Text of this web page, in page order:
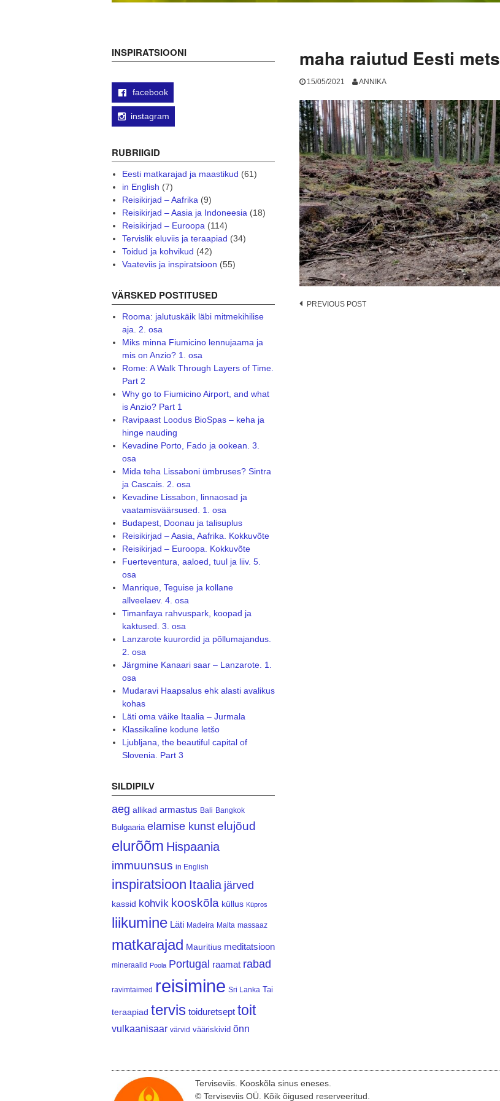
maha raiutud Eesti mets
15/05/2021 ANNIKA
Post
PREVIOUS POST
INSPIRATSIOONI
facebook
instagram
RUBRIIGID
Eesti matkarajad ja maastikud (61)
in English (7)
Reisikirjad – Aafrika(9)
Reisikirjad – Aasia ja Indoneesia(18)
Reisikirjad – Euroopa(114)
Tervislik eluviis ja teraapiad (34)
Toidud ja kohvikud (42)
Vaateviis ja inspiratsioon (55)
VÄRSKED POSTITUSED
Rooma: jalutuskäik läbi mitmekihilise
aja. 2. osa
Miks minna Fiumicino lennujaama ja
mis on Anzio? 1. osa
Rome: A Walk Through Layers of Time.
Part 2
Why go to Fiumicino Airport, and what
is Anzio? Part 1
Ravipaast Loodus BioSpas – keha ja
hinge nauding
Kevadine Porto, Fado ja ookean. 3.
osa
Mida teha Lissaboni ümbruses? Sintra
ja Cascais. 2. osa
Kevadine Lissabon, linnaosad ja
vaatamisväärsused. 1. osa
Budapest, Doonau ja talisuplus
Reisikirjad – Aasia, Aafrika. Kokkuvõte
Reisikirjad – Euroopa. Kokkuvõte
Fuerteventura, aaloed, tuul ja liiv. 5.
osa
Manrique, Teguise ja kollane
allveelaev. 4. osa
Timanfaya rahvuspark, koopad ja
kaktused. 3. osa
Lanzarote kuurordid ja põllumajandus.
2. osa
Järgmine Kanaari saar – Lanzarote. 1.
osa
Mudaravi Haapsalus ehk alasti avalikus
kohas
Läti oma väike Itaalia – Jurmala
Klassikaline kodune letšo
Ljubljana, the beautiful capital of
Slovenia. Part 3
SILDIPILV
aeg allikad armastus Bali Bangkok
Bulgaaria elamise kunst elujõud
elurõõm Hispaania
immuunsus in English
inspiratsioon Itaalia järved
kassid kohvik kooskõla küllus Küpros
liikumine Läti Madeira Malta massaaz
matkarajad Mauritius meditatsioon
mineraalid Poola Portugal raamat rabad
ravimtaimed reisimine Sri Lanka Tai
teraapiad tervis toiduretsept toit
vulkaanisaar värvid vääriskivid õnn
Terviseviis. Kooskõla sinus eneses.
© Terviseviis OÜ. Kõik õigused reserveeritud.